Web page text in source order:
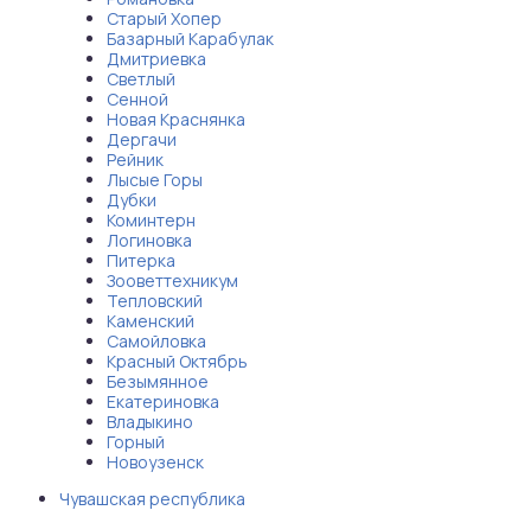
Старый Хопер
Базарный Карабулак
Дмитриевка
Светлый
Сенной
Новая Краснянка
Дергачи
Рейник
Лысые Горы
Дубки
Коминтерн
Логиновка
Питерка
Зооветтехникум
Тепловский
Каменский
Самойловка
Красный Октябрь
Безымянное
Екатериновка
Владыкино
Горный
Новоузенск
Чувашская республика